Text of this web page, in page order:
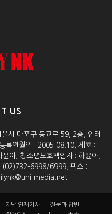
US
시 마포구 동교로 59, 2층, 인터
록연월일 : 2005.08.10, 제호 :
아, 청소년보호책임자 : 하윤아,
(02)732-6998/6999, 팩스 :
media.net
지난 연재기사
질문과 답변